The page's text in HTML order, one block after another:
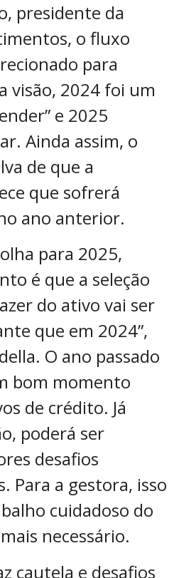
presidente da
o fluxo
para
visão, 2024 foi um
e 2025
Ainda assim, o
de que a
que sofrerá
ano anterior.
para 2025,
é que a seleção
do ativo vai ser
que em 2024”,
O ano passado
bom momento
de crédito. Já
poderá ser
desafios
Para a gestora, isso
cuidadoso do
necessário.
cautela e desafios